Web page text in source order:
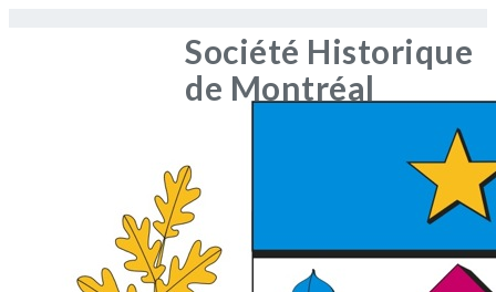
Société Historique
de Montréal